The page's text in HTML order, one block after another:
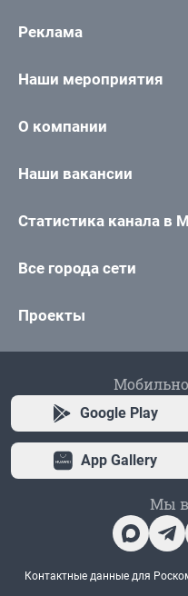
Реклама
Наши мероприятия
О компании
Наши вакансии
Статистика канала в
Все города сети
Проекты
Google Play
App Gallery
Мы в
Контактные данные для